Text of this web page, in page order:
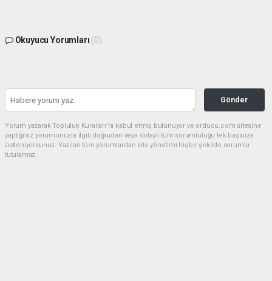
Okuyucu Yorumları (0)
Gönder
Yorum yazarak Topluluk Kuralları’nı kabul etmiş bulunuyor ve orducu.com sitesine
yaptığınız yorumunuzla ilgili doğrudan veya dolaylı tüm sorumluluğu tek başınıza
üstleniyorsunuz. Yazılan tüm yorumlardan site yönetimi hiçbir şekilde sorumlu
tutulamaz.